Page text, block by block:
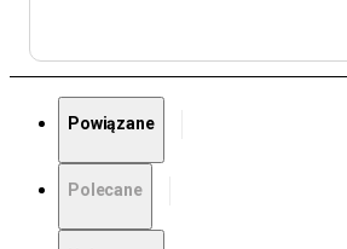
Powiązane
Polecane